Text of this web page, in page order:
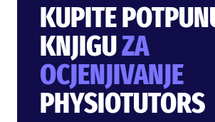
KUPITE
KNJIGUZA
OCJENJIVANJE
PHYSIOTUTORS